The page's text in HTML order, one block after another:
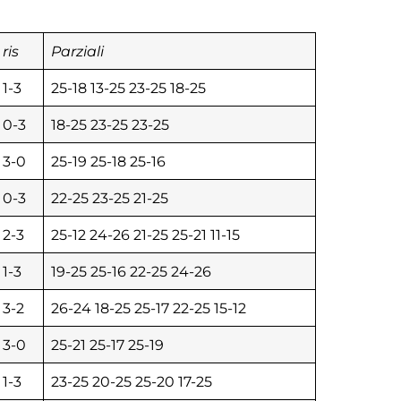
ris Parziali
1-3 25-18 13-25 23-25 18-25
0-3 18-25 23-25 23-25
3-0 25-19 25-18 25-16
0-3 22-25 23-25 21-25
2-3 25-12 24-26 21-25 25-21 11-15
1-3 19-25 25-16 22-25 24-26
3-2 26-24 18-25 25-17 22-25 15-12
3-0 25-21 25-17 25-19
1-3 23-25 20-25 25-20 17-25